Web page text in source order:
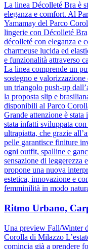
La linea Décolleté Bra è
eleganza e comfort. Al
Yamamay del Parco
lingerie con Décolleté
décolleté con eleganza e
charmeuse lucida ed
e funzionalità attraverso
La linea comprende un
sostegno e
un triangolo push-up
la proposta slip e
disponibili al Parco
Grande attenzione è
stata infatti sviluppata
ultrapiatta, che grazie
pelle garantisce finiture
ogni outfit, spalline e
sensazione di leggerezza
propone una nuova
estetica, innovazione e
femminilità in modo
Ritmo Urbano,
Una preview Fall/Winter
Corolla di Milazzo
comincia già a prendere